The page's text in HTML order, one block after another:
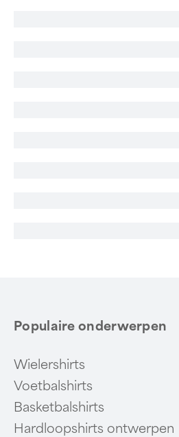
Populaire onderwerpen
Wielershirts
Voetbalshirts
Basketbalshirts
Hardloopshirts ontwerpen